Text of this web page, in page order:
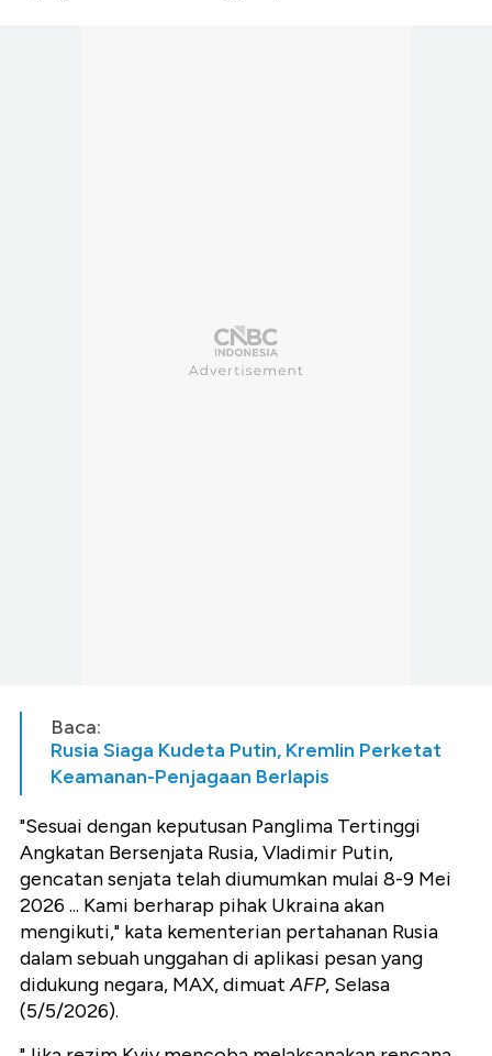
Baca:
Rusia Siaga Kudeta Putin, Kremlin Perketat
Keamanan-Penjagaan Berlapis
"Sesuai dengan keputusan Panglima Tertinggi
Angkatan Bersenjata Rusia, Vladimir Putin,
gencatan senjata telah diumumkan mulai 8-9 Mei
2026 ... Kami berharap pihak Ukraina akan
mengikuti," kata kementerian pertahanan Rusia
dalam sebuah unggahan di aplikasi pesan yang
didukung negara, MAX, dimuatAFP, Selasa
(5/5/2026).